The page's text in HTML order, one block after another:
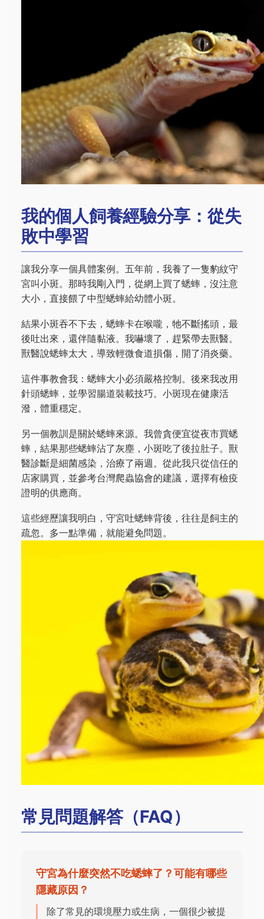
我的個人飼養經驗分享：從失
敗中學習
讓我分享一個具體案例。五年前，我養了一隻豹紋守
宮叫小斑。那時我剛入門，從網上買了蟋蟀，沒注意
大小，直接餵了中型蟋蟀給幼體小斑。
結果小斑吞不下去，蟋蟀卡在喉嚨，牠不斷搖頭，最
後吐出來，還伴隨黏液。我嚇壞了，趕緊帶去獸醫。
獸醫說蟋蟀太大，導致輕微食道損傷，開了消炎藥。
這件事教會我：蟋蟀大小必須嚴格控制。後來我改用
針頭蟋蟀，並學習腸道裝載技巧。小斑現在健康活
潑，體重穩定。
另一個教訓是關於蟋蟀來源。我曾貪便宜從夜市買蟋
蟀，結果那些蟋蟀沾了灰塵，小斑吃了後拉肚子。獸
醫診斷是細菌感染，治療了兩週。從此我只從信任的
店家購買，並參考台灣爬蟲協會的建議，選擇有檢疫
證明的供應商。
這些經歷讓我明白，守宮吐蟋蟀背後，往往是飼主的
疏忽。多一點準備，就能避免問題。
常見問題解答（FAQ）
守宮為什麼突然不吃蟋蟀了？可能有哪些
隱藏原因？
除了常見的環境壓力或生病，一個很少被提